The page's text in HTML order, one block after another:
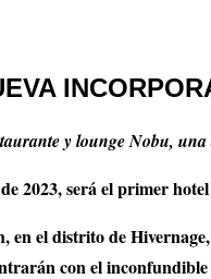
y lounge Nobu,
2023, será el primer
el distrito de
con el